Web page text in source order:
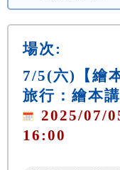
場次:
7/5(六)【繪
旅行：繪本
2025/07/
16:00